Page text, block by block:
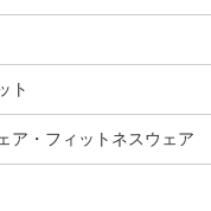
ト
ア・フィットネスウェア